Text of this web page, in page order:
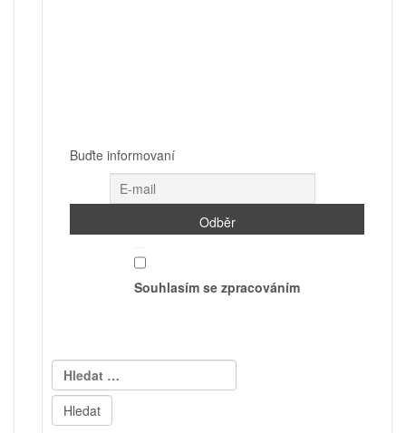
Buďte informovaní
Souhlasím se zpracováním
Vyhledávání